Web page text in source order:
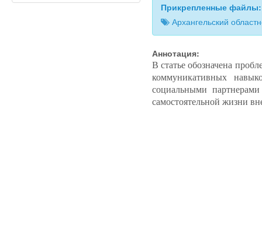
Прикрепленные
Архангельский
Аннотация:
В статье обозначена
коммуникативных
социальными
самостоятельной жизни